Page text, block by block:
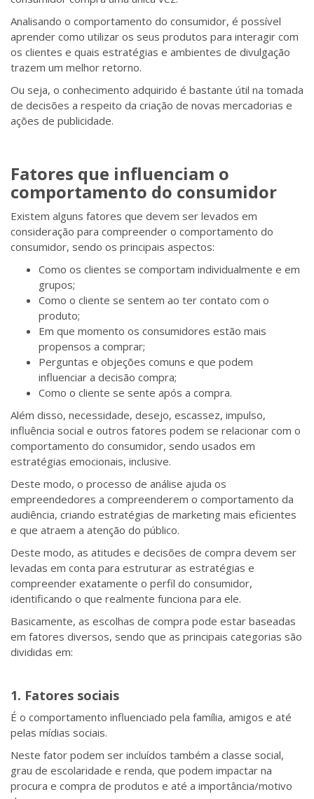
Analisando o comportamento do consumidor, é possível
aprender como utilizar os seus produtos para interagir com
os clientes e quais estratégias e ambientes de divulgação
trazem um melhor retorno.
Ou seja, o conhecimento adquirido é bastante útil na tomada
de decisões a respeito da criação de novas mercadorias e
ações de publicidade.
Fatores que influenciam o
comportamento do consumidor
Existem alguns fatores que devem ser levados em
consideração para compreender o comportamento do
consumidor, sendo os principais aspectos:
Como os clientes se comportam individualmente e em
grupos;
Como o cliente se sentem ao ter contato com o
produto;
Em que momento os consumidores estão mais
propensos a comprar;
Perguntas e objeções comuns e que podem
influenciar a decisão compra;
Como o cliente se sente após a compra.
Além disso, necessidade, desejo, escassez, impulso,
influência social e outros fatores podem se relacionar com o
comportamento do consumidor, sendo usados em
estratégias emocionais, inclusive.
Deste modo, o processo de análise ajuda os
empreendedores a compreenderem o comportamento da
audiência, criando estratégias de marketing mais eficientes
e que atraem a atenção do público.
Deste modo, as atitudes e decisões de compra devem ser
levadas em conta para estruturar as estratégias e
compreender exatamente o perfil do consumidor,
identificando o que realmente funciona para ele.
Basicamente, as escolhas de compra pode estar baseadas
em fatores diversos, sendo que as principais categorias são
divididas em:
1. Fatores sociais
É o comportamento influenciado pela família, amigos e até
pelas mídias sociais.
Neste fator podem ser incluídos também a classe social,
grau de escolaridade e renda, que podem impactar na
procura e compra de produtos e até a importância/motivo